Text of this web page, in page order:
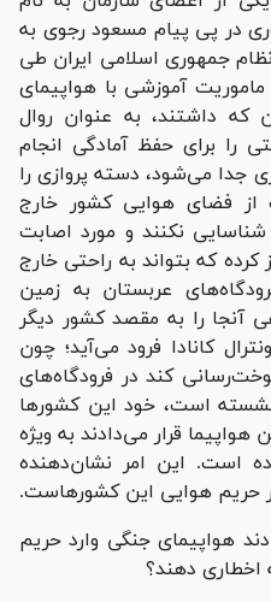
در پی پیام مسعود رجوی به
جمهوری اسلامی ایران طی
ماموریت آموزشی با هواپیمای
که داشتند، به عنوان روال
را برای حفظ آمادگی انجام
جدا می‌شود، دسته پروازی را
از فضای هوایی کشور خارج
شناسایی نکنند و مورد اصابت
کرده که بتواند به راحتی خارج
عربستان به زمین
را به مقصد کشور دیگر
کانادا فرود می‌آید؛ چون
تجدید سوخت‌رسانی کند در فرودگاه‌های
است، خود این کشور‌ها
هواپیما قرار می‌دادند به ویژه
است. این امر نشان‌دهنده
حریم هوایی این کشور‌هاست.
هواپیمای جنگی وارد حریم
اخطاری دهند؟